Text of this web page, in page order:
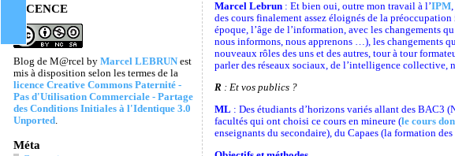
LICENCE
Blog de M@rcelby Marcel LEBRUNest
mis à disposition selon les termes de la
licence Creative Commons Paternité -
Pas d'Utilisation Commerciale - Partage
des Conditions Initiales à l'Identique 3.0
Unported.
Méta
Marcel Lebrun: Et bien oui, outre mon travail à l’IPM,
des cours finalement assez éloignés de la
époque, l’âge de l’information, avec les changements
nous informons, nous apprenons …), les changements
nouveaux rôles des uns et des autres, tour à tour
parler des réseaux sociaux, de l’intelligence collective,
R : Et vos publics ?
ML : Des étudiants d’horizons variés allant des BAC3
facultés qui ont choisi ce cours en mineure (le cours
enseignants du secondaire), du Capaes (la formation